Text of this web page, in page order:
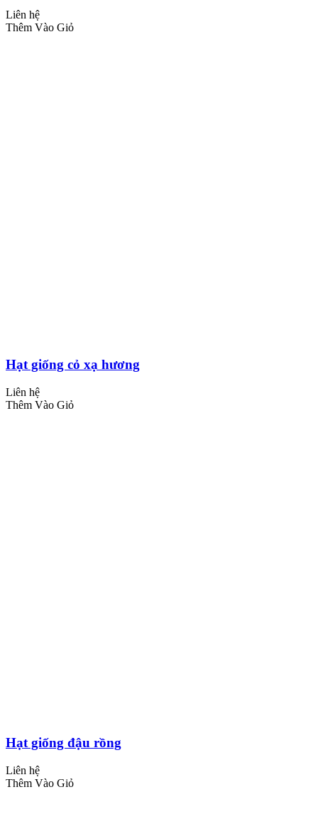
Liên hệ
Thêm Vào Giỏ
Hạt giống cỏ xạ hương
Liên hệ
Thêm Vào Giỏ
Hạt giống đậu rồng
Liên hệ
Thêm Vào Giỏ